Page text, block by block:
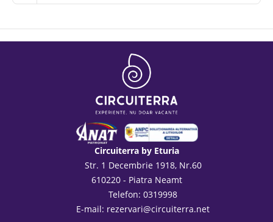
Circuiterra by Eturia
Str. 1 Decembrie 1918, Nr.60
610220 - Piatra Neamt
Telefon: 0319998
E-mail: rezervari@circuiterra.net